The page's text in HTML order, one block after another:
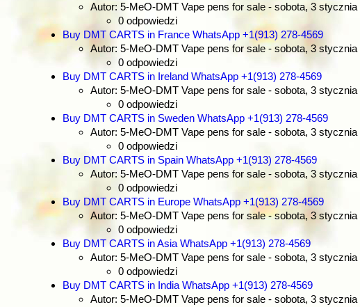
Autor: 5-MeO-DMT Vape pens for sale - sobota, 3 stycznia
0 odpowiedzi
Buy DMT CARTS in France WhatsApp +1(913) 278-4569
Autor: 5-MeO-DMT Vape pens for sale - sobota, 3 stycznia
0 odpowiedzi
Buy DMT CARTS in Ireland WhatsApp +1(913) 278-4569
Autor: 5-MeO-DMT Vape pens for sale - sobota, 3 stycznia
0 odpowiedzi
Buy DMT CARTS in Sweden WhatsApp +1(913) 278-4569
Autor: 5-MeO-DMT Vape pens for sale - sobota, 3 stycznia
0 odpowiedzi
Buy DMT CARTS in Spain WhatsApp +1(913) 278-4569
Autor: 5-MeO-DMT Vape pens for sale - sobota, 3 stycznia
0 odpowiedzi
Buy DMT CARTS in Europe WhatsApp +1(913) 278-4569
Autor: 5-MeO-DMT Vape pens for sale- sobota, 3 stycznia
0 odpowiedzi
Buy DMT CARTS in Asia WhatsApp +1(913) 278-4569
Autor: 5-MeO-DMT Vape pens for sale - sobota, 3 stycznia
0 odpowiedzi
Buy DMT CARTS in India WhatsApp +1(913) 278-4569
Autor: 5-MeO-DMT Vape pens for sale - sobota, 3 stycznia